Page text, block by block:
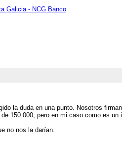
Galicia - NCG Banco
la duda en una punto. Nosotros
150.000, pero en mi caso como es
no nos la darían.